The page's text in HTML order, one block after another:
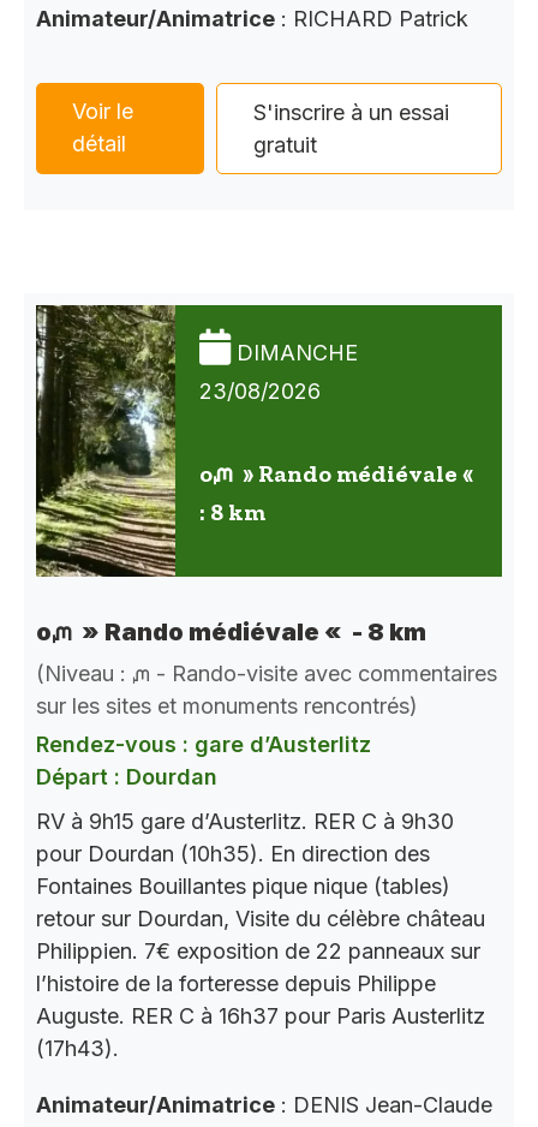
Animateur/Animatrice : RICHARD Patrick
Voir le
détail
S'inscrire à un essai
gratuit
DIMANCHE
23/08/2026
oᘻ » Rando médiévale «
: 8 km
oᘻ » Rando médiévale « - 8 km
(Niveau : ᘻ - Rando-visite avec commentaires
sur les sites et monuments rencontrés)
Rendez-vous : gare d’Austerlitz
Départ : Dourdan
RV à 9h15 gare d’Austerlitz. RER C à 9h30
pour Dourdan (10h35). En direction des
Fontaines Bouillantes pique nique (tables)
retour sur Dourdan, Visite du célèbre château
Philippien. 7€ exposition de 22 panneaux sur
l’histoire de la forteresse depuis Philippe
Auguste. RER C à 16h37 pour Paris Austerlitz
(17h43).
Animateur/Animatrice : DENIS Jean-Claude